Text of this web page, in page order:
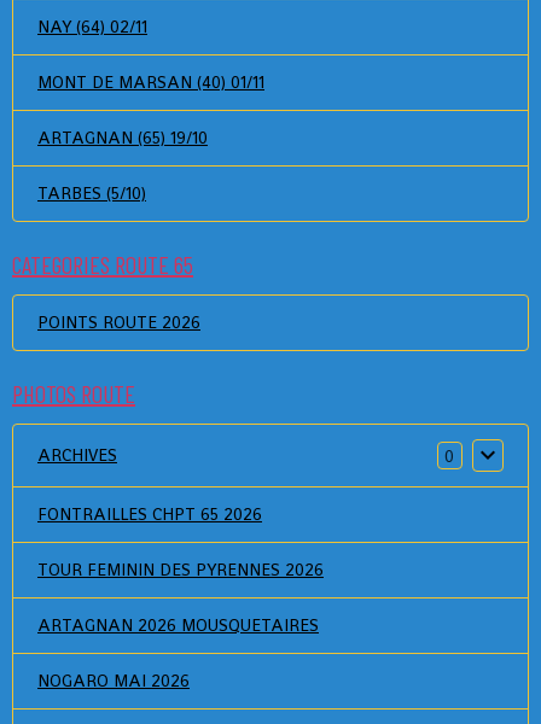
NAY (64) 02/11
MONT DE MARSAN (40) 01/11
ARTAGNAN (65) 19/10
TARBES (5/10)
CATEGORIES ROUTE 65
POINTS ROUTE 2026
PHOTOS ROUTE
ARCHIVES 0
FONTRAILLES CHPT 65 2026
TOUR FEMININ DES PYRENNES 2026
ARTAGNAN 2026 MOUSQUETAIRES
NOGARO MAI 2026